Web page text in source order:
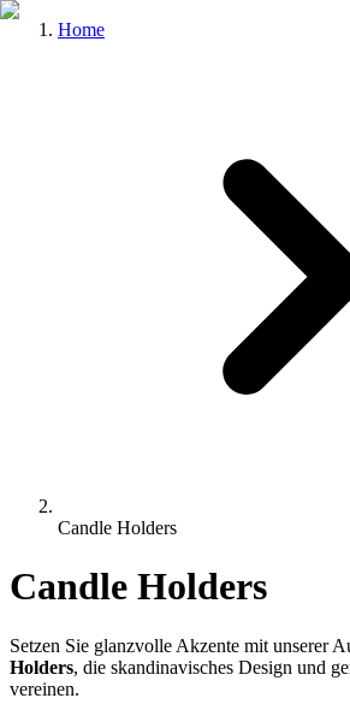
Home
Candle Holders
Candle Holders
Setzen Sie glanzvolle Akzente mit unserer
Holders, die skandinavisches Design und
vereinen.